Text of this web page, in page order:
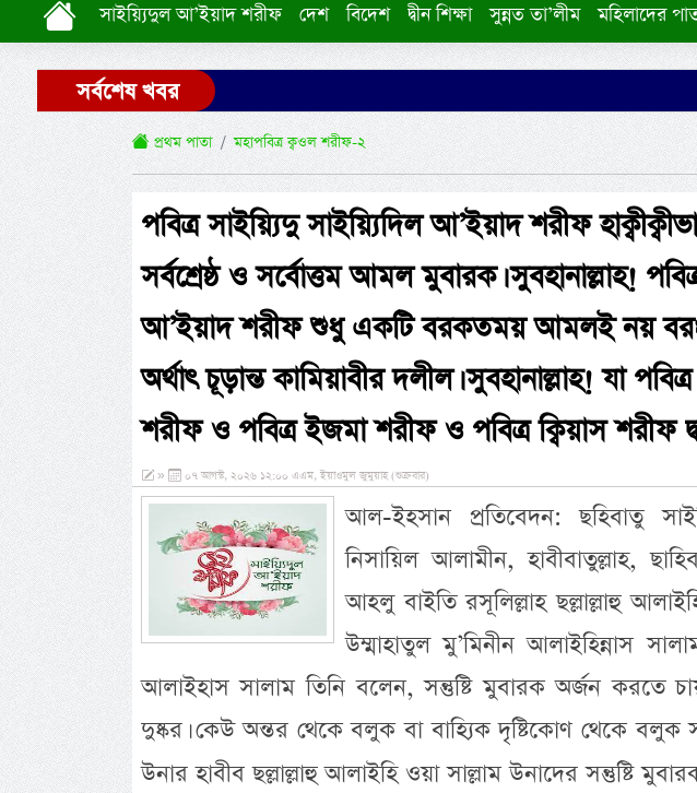
সাইয়্যিদুল আ’ইয়াদ শরীফ দেশ বিদেশ দ্বীন শিক্ষা সুন্নত তা’লীম মহিলাদের
সর্বশেষ খবর
প্রথম পাতা মহাপবিত্র ক্বওল শরীফ-২
পবিত্র সাইয়্যিদু সাইয়্যিদিল আ’ইয়াদ শরীফ
সর্বশ্রেষ্ঠ ও সর্বোত্তম আমল মুবারক। সুবহানাল্লাহ!
আ’ইয়াদ শরীফ শুধু একটি বরকতময় আমলই নয় বরং
অর্থাৎ চূড়ান্ত কামিয়াবীর দলীল। সুবহানাল্লাহ! যা
শরীফ ও পবিত্র ইজমা শরীফ ও পবিত্র ক্বিয়াস শরীফ
» ০৭ আগস্ট, ২০২৬ ১২:০০ এএম, ইয়াওমুল জুমুয়াহ (শুক্রবার)
আল-ইহসান প্রতিবেদন: ছহিবাতু
নিসায়িল আলামীন, হাবীবাতুল্লাহ,
আহলু বাইতি রসূলিল্লাহ ছল্লাল্লাহু
উম্মাহাতুল মু’মিনীন আলাইহিন্নাস
আলাইহাস সালাম তিনি বলেন, সন্তুষ্টি মুবারক অর্জন করতে
দুষ্কর। কেউ অন্তর থেকে বলুক বা বাহ্যিক দৃষ্টিকোণ থেকে
উনার হাবীব ছল্লাল্লাহু আলাইহি ওয়া সাল্লাম উনাদের সন্তুষ্টি